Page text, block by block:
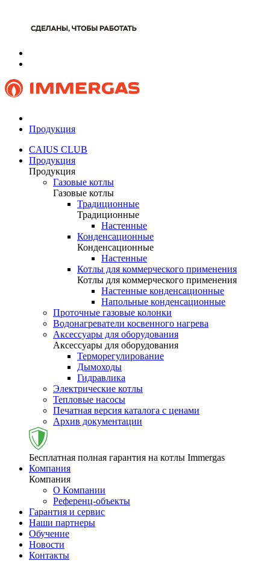
Продукция
CAIUS CLUB
Продукция
Продукция
Газовые котлы
Газовые котлы
Традиционные
Традиционные
Настенные
Конденсационные
Конденсационные
Настенные
Котлы для коммерческого применения
Котлы для коммерческого применения
Настенные конденсационные
Напольные конденсационные
Проточные газовые колонки
Водонагреватели косвенного нагрева
Аксессуары для оборудования
Аксессуары для оборудования
Терморегулирование
Дымоходы
Гидравлика
Электрические котлы
Тепловые насосы
Печатная версия каталога с ценами
Архив документации
Бесплатная полная гарантия на котлы Immergas
Компания
Компания
О Компании
Референц-объекты
Гарантия и сервис
Наши партнеры
Обучение
Новости
Контакты